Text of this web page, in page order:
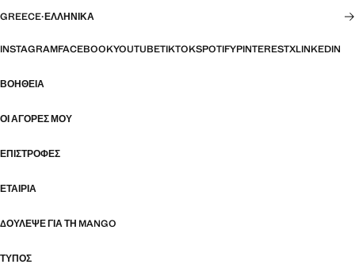
GREECE·ΕΛΛΗΝΙΚΆ
INSTAGRAMFACEBOOKYOUTUBETIKTOKSPOTIFYPINTERESTXLINKEDIN
ΒΟΉΘΕΙΑ
ΟΙ ΑΓΟΡΈΣ ΜΟΥ
ΕΠΙΣΤΡΟΦΈΣ
ΕΤΑΙΡΊΑ
ΔΟΎΛΕΨΕ ΓΙΑ ΤΗ MANGO
ΤΎΠΟΣ